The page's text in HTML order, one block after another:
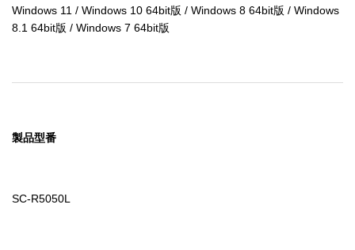
Windows 11 / Windows 10 64bit版 / Windows 8 64bit版 / Windows
8.1 64bit版 / Windows 7 64bit版
製品型番
SC-R5050L